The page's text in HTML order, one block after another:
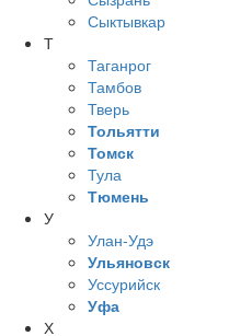
Сыктывкар
Т
Таганрог
Тамбов
Тверь
Тольятти
Томск
Тула
Тюмень
У
Улан-Удэ
Ульяновск
Уссурийск
Уфа
Х